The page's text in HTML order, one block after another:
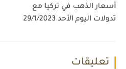
أسعار الذهب في تركيا مع
تدولات اليوم الأحد 29/1/2023
تعليقات